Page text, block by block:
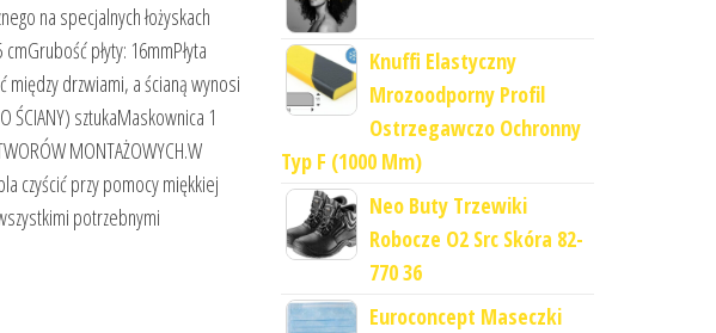
na specjalnych łożyskach
płyty: 16mmPłyta
drzwiami, a ścianą wynosi
ŚCIANY) sztukaMaskownica 1
MONTAŻOWYCH.W
czyścić przy pomocy miękkiej
potrzebnymi
Knuffi Elastyczny
Mrozoodporny Profil
Ostrzegawczo Ochronny
Typ F (1000 Mm)
Neo Buty Trzewiki
Robocze O2 Src Skóra 82-
770 36
Euroconcept Maseczki